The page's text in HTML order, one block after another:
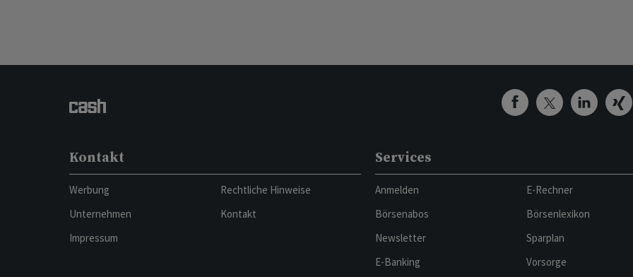
Kontakt
Werbung
Unternehmen
Impressum
Rechtliche Hinweise
Kontakt
Services
Anmelden
Börsenabos
Newsletter
E-Banking
E-Rechner
Börsenlexikon
Sparplan
Vorsorge